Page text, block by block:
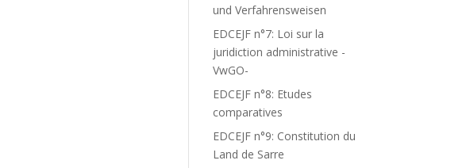
und Verfahrensweisen
EDCEJF n°7: Loi sur la
juridiction administrative -
VwGO-
EDCEJF n°8: Etudes
comparatives
EDCEJF n°9: Constitution du
Land de Sarre